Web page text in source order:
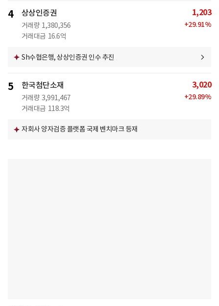
4 상상인증권
거래량 1,380,356
거래대금 16.6억
1,203
+29.91%
Sh수협은행, 상상인증권 인수 추진
5 한국첨단소재
거래량 3,991,467
거래대금 118.3억
3,020
+29.89%
자회사 양자검증 플랫폼 국제 벤치마크 등재